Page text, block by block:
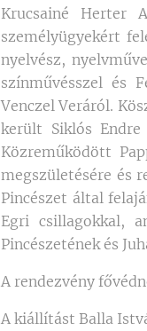
Krucsainé Herter
személyügyekért
nyelvész,
színművésszel és
Venczel Veráról.
került Siklós
Közreműködött
megszületésére és
Pincészet által
Egri csillagokkal,
Pincészetének és
A rendezvény
A kiállítást Balla